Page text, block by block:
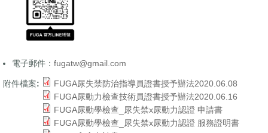
電子郵件： fugatw@gmail.com
附件檔案:
FUGA尿失禁防治指導員證書授予辦法2020.06.08
FUGA尿動力檢查技術員證書授予辦法2020.06.16
FUGA尿動學檢查_尿失禁x尿動力認證 申請書
FUGA尿動學檢查_尿失禁x尿動力認證 服務證明書